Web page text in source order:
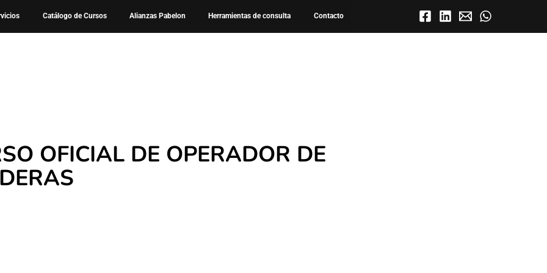
Catálogo de Cursos Alianzas Pabelon Herramientas de consulta Contacto
Curso – Oficial de Operador de Calderas
OFICIAL DE OPERADOR DE